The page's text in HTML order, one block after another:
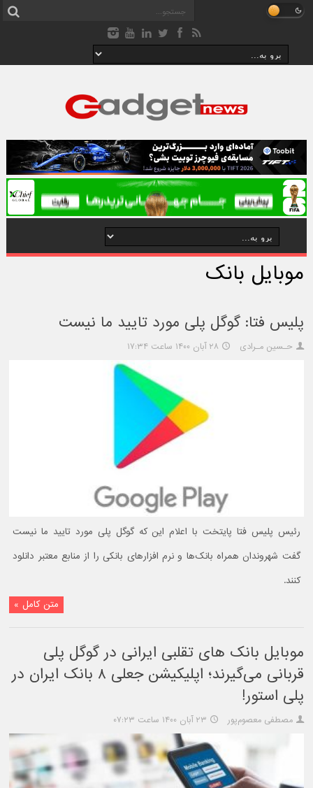
موبایل بانک
پلیس فتا: گوگل پلی مورد تایید ما نیست
حـسین مـرادی ۲۸ آبان ۱۴۰۰ ساعت ۱۷:۳۴
رئیس پلیس فتا پایتخت با اعلام این که گوگل پلی مورد تایید ما نیست
گفت شهروندان همراه بانک‌ها و نرم افزار‌های بانکی را از منابع معتبر دانلود
کنند.
متن کامل »
موبایل بانک های تقلبی ایرانی در گوگل پلی
قربانی می‌گیرند؛ اپلیکیشن جعلی ۸ بانک ایران در
پلی استور!
مصطفی معصوم‌پور ۲۳ آبان ۱۴۰۰ ساعت ۰۷:۲۳